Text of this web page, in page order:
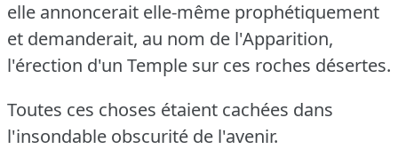
elle annoncerait elle-même prophétiquement
et demanderait, au nom de l'Apparition,
l'érection d'un Temple sur ces roches désertes.
Toutes ces choses étaient cachées dans
l'insondable obscurité de l'avenir.